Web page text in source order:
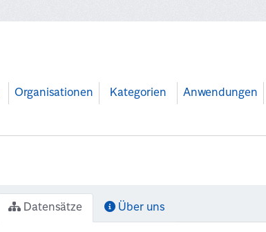
Organisationen Kategorien Anwendungen
Datensätze Über uns